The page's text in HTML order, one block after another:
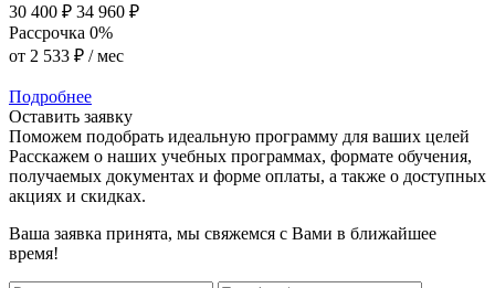
30 400 ₽ 34 960 ₽
Рассрочка 0%
от 2 533 ₽ / мес
Подробнее
Оставить заявку
Поможем подобрать идеальную программу для ваших целей
Расскажем о наших учебных программах, формате обучения,
получаемых документах и форме оплаты, а также о доступных
акциях и скидках.
Ваша заявка принята, мы свяжемся с Вами в ближайшее
время!